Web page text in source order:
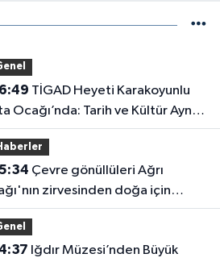
Ocağı’nda: Tarih ve Kültür Aynı
Altında Buluştu
zirvesinden doğa için